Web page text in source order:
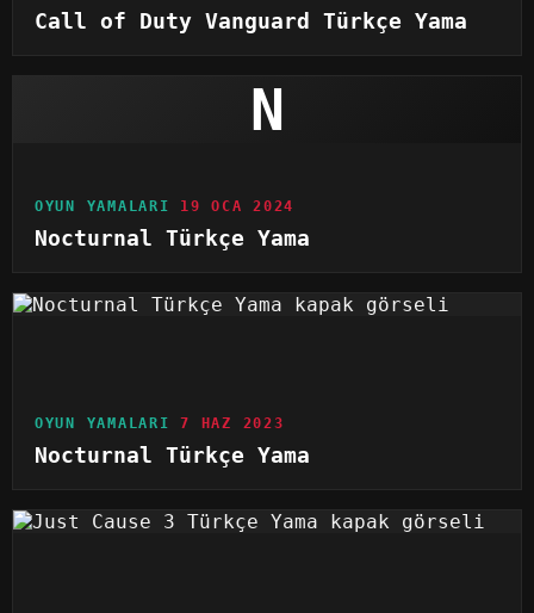
Call of Duty Vanguard Türkçe Yama
N
OYUN YAMALARI 19 OCA 2024
Nocturnal Türkçe Yama
OYUN YAMALARI 7 HAZ 2023
Nocturnal Türkçe Yama